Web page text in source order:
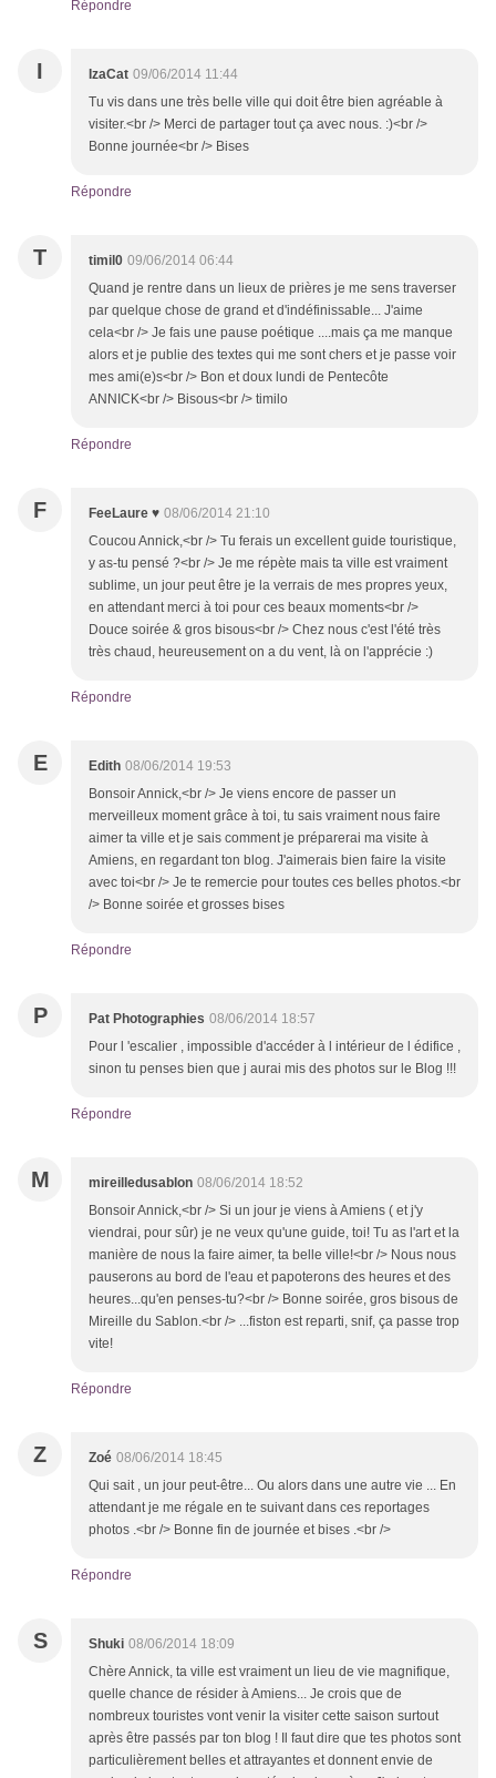
Répondre
I IzaCat 09/06/2014 11:44
Tu vis dans une très belle ville qui doit être bien agréable à
visiter.<br /> Merci de partager tout ça avec nous. :)<br />
Bonne journée<br /> Bises
Répondre
T timil0 09/06/2014 06:44
Quand je rentre dans un lieux de prières je me sens traverser
par quelque chose de grand et d'indéfinissable... J'aime
cela<br /> Je fais une pause poétique ....mais ça me manque
alors et je publie des textes qui me sont chers et je passe voir
mes ami(e)s<br /> Bon et doux lundi de Pentecôte
ANNICK<br /> Bisous<br /> timilo
Répondre
F FeeLaure ♥ 08/06/2014 21:10
Coucou Annick,<br /> Tu ferais un excellent guide touristique,
y as-tu pensé ?<br /> Je me répète mais ta ville est vraiment
sublime, un jour peut être je la verrais de mes propres yeux,
en attendant merci à toi pour ces beaux moments<br />
Douce soirée & gros bisous<br /> Chez nous c'est l'été très
très chaud, heureusement on a du vent, là on l'apprécie :)
Répondre
E Edith 08/06/2014 19:53
Bonsoir Annick,<br /> Je viens encore de passer un
merveilleux moment grâce à toi, tu sais vraiment nous faire
aimer ta ville et je sais comment je préparerai ma visite à
Amiens, en regardant ton blog. J'aimerais bien faire la visite
avec toi<br /> Je te remercie pour toutes ces belles photos.<br
/> Bonne soirée et grosses bises
Répondre
P Pat Photographies 08/06/2014 18:57
Pour l 'escalier , impossible d'accéder à l intérieur de l édifice ,
sinon tu penses bien que j aurai mis des photos sur le Blog !!!
Répondre
M mireilledusablon 08/06/2014 18:52
Bonsoir Annick,<br /> Si un jour je viens à Amiens ( et j'y
viendrai, pour sûr) je ne veux qu'une guide, toi! Tu as l'art et la
manière de nous la faire aimer, ta belle ville!<br /> Nous nous
pauserons au bord de l'eau et papoterons des heures et des
heures...qu'en penses-tu?<br /> Bonne soirée, gros bisous de
Mireille du Sablon.<br /> ...fiston est reparti, snif, ça passe trop
vite!
Répondre
Z Zoé 08/06/2014 18:45
Qui sait , un jour peut-être... Ou alors dans une autre vie ... En
attendant je me régale en te suivant dans ces reportages
photos .<br /> Bonne fin de journée et bises .<br />
Répondre
S Shuki 08/06/2014 18:09
Chère Annick, ta ville est vraiment un lieu de vie magnifique,
quelle chance de résider à Amiens... Je crois que de
nombreux touristes vont venir la visiter cette saison surtout
après être passés par ton blog ! Il faut dire que tes photos sont
particulièrement belles et attrayantes et donnent envie de